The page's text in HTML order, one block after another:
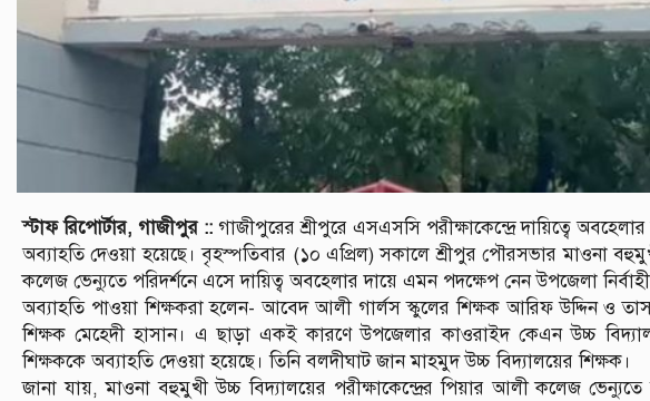
স্টাফ রিপোর্টার, গাজীপুর :: গাজীপুরের শ্রীপুরে এসএসসি পরীক্ষাকেন্দ্রে দায়িত্বে
অব্যাহতি দেওয়া হয়েছে। বৃহস্পতিবার (১০ এপ্রিল) সকালে শ্রীপুর পৌরসভার মাওনা
কলেজ ভেন্যুতে পরিদর্শনে এসে দায়িত্ব অবহেলার দায়ে এমন পদক্ষেপ নেন উপজেলা
অব্যাহতি পাওয়া শিক্ষকরা হলেন- আবেদ আলী গার্লস স্কুলের শিক্ষক আরিফ উদ্দিন ও
শিক্ষক মেহেদী হাসান। এ ছাড়া একই কারণে উপজেলার কাওরাইদ কেএন উচ্চ
শিক্ষককে অব্যাহতি দেওয়া হয়েছে। তিনি বলদীঘাট জান মাহমুদ উচ্চ বিদ্যালয়ের শিক্ষক।
জানা যায়, মাওনা বহুমুখী উচ্চ বিদ্যালয়ের পরীক্ষাকেন্দ্রের পিয়ার আলী কলেজ ভেন্যুতে